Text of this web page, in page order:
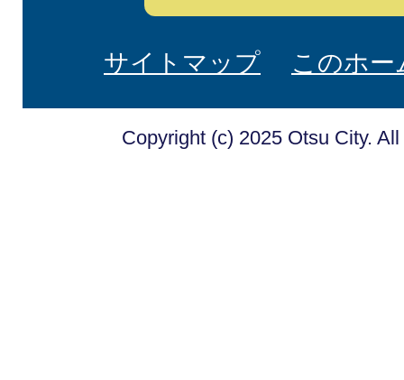
サイトマップ このホ
Copyright (c) 2025 Otsu City.